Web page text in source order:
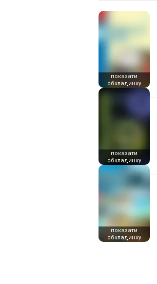
показати
обкладинку
показати
обкладинку
показати
обкладинку